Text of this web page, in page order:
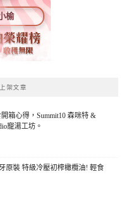
榆
架文章
箱心得，Summit10 森咪特 &
寵湯工坊。
原裝 特級冷壓初榨橄欖油! 輕食